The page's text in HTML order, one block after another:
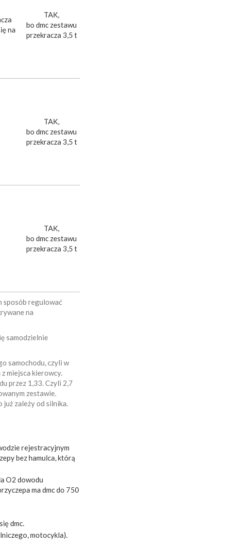
na
TAK,
bo dmc zestawu
przekracza 3,5 t
TAK,
bo dmc zestawu
przekracza 3,5 t
TAK,
bo dmc zestawu
przekracza 3,5 t
sposób regulować
na
samodzielnie
samochodu, czyli w
miejsca kierowcy.
przez 1,33. Czyli 2,7
zestawie.
już zależy od silnika.
rejestracyjnym
bez hamulca, którą
O2 dowodu
ma dmc do 750
dmc.
motocykla).